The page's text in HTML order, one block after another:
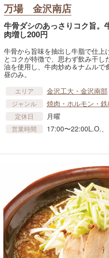
万場 金沢南店
牛骨ダシのあっさりコク旨。
肉増し200円
牛骨から旨味を抽出し牛脂で仕
とコクが特徴で、思わず飲み干
油を使用し、牛肉炒め＆ナムル
昼のみ。
エリア 金沢工大・金沢南部
ジャンル 焼肉・ホルモン・鉄
定休日 月曜
営業時間 17:00〜22:00L.O.